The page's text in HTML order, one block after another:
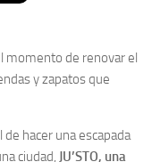
momento de renovar el
y zapatos que
hacer una escapada
ciudad, JU’STO, una